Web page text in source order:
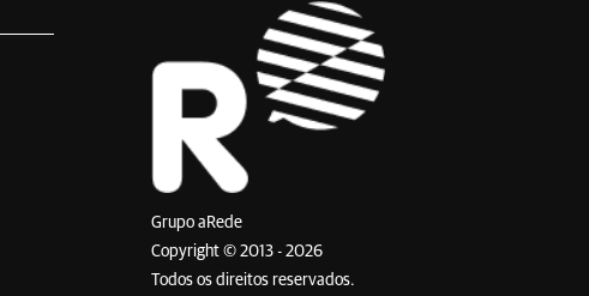
Grupo aRede
Copyright © 2013 - 2026
Todos os direitos reservados.